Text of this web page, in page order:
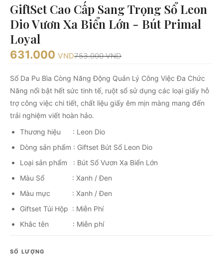
GiftSet Cao Cấp Sang Trọng Sổ Leon
Dio Vươn Xa Biển Lớn - Bút Primal
Loyal
753.000VND
631.000 VND
Sổ Da Pu Bìa Còng Năng Động Quản Lý Công Việc Đa Chức
Năng nổi bật hết sức tinh tế, ruột sổ sử dụng các loại giấy hỗ
trợ công việc chi tiết, chất liệu giấy êm mịn màng mang đến
trải nghiệm viết hoàn hảo.
Thương hiệu : Leon Dio
Dòng sản phẩm : Giftset Bút Sổ Leon Dio
Loại sản phẩm : Bút Sổ Vươn Xa Biển Lớn
Màu Sổ : Xanh / Đen
Màu mực : Xanh / Đen
Giftset Túi Hộp : Miễn Phí
Khắc tên : Miễn phí
SỐ LƯỢNG